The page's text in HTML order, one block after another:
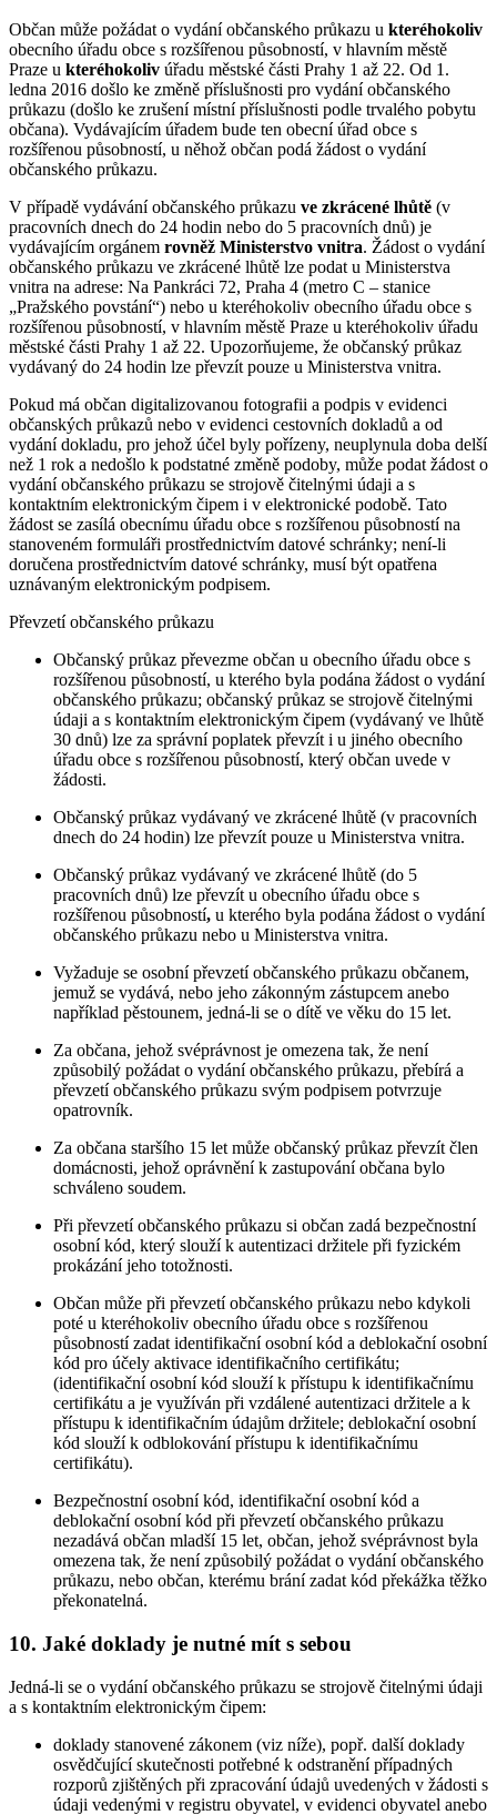
Občan může požádat o vydání občanského průkazu u kteréhokoliv
obecního úřadu obce s rozšířenou působností, v hlavním městě
Praze u kteréhokoliv úřadu městské části Prahy 1 až 22. Od 1.
ledna 2016 došlo ke změně příslušnosti pro vydání občanského
průkazu (došlo ke zrušení místní příslušnosti podle trvalého pobytu
občana). Vydávajícím úřadem bude ten obecní úřad obce s
rozšířenou působností, u něhož občan podá žádost o vydání
občanského průkazu.
V případě vydávání občanského průkazu ve zkrácené lhůtě (v
pracovních dnech do 24 hodin nebo do 5 pracovních dnů) je
vydávajícím orgánem rovněž Ministerstvo vnitra. Žádost o vydání
občanského průkazu ve zkrácené lhůtě lze podat u Ministerstva
vnitra na adrese: Na Pankráci 72, Praha 4 (metro C – stanice
„Pražského povstání“) nebo u kteréhokoliv obecního úřadu obce s
rozšířenou působností, v hlavním městě Praze u kteréhokoliv úřadu
městské části Prahy 1 až 22. Upozorňujeme, že občanský průkaz
vydávaný do 24 hodin lze převzít pouze u Ministerstva vnitra.
Pokud má občan digitalizovanou fotografii a podpis v evidenci
občanských průkazů nebo v evidenci cestovních dokladů a od
vydání dokladu, pro jehož účel byly pořízeny, neuplynula doba delší
než 1 rok a nedošlo k podstatné změně podoby, může podat žádost o
vydání občanského průkazu se strojově čitelnými údaji a s
kontaktním elektronickým čipem i v elektronické podobě. Tato
žádost se zasílá obecnímu úřadu obce s rozšířenou působností na
stanoveném formuláři prostřednictvím datové schránky; není-li
doručena prostřednictvím datové schránky, musí být opatřena
uznávaným elektronickým podpisem.
Převzetí občanského průkazu
Občanský průkaz převezme občan u obecního úřadu obce s
rozšířenou působností, u kterého byla podána žádost o vydání
občanského průkazu; občanský průkaz se strojově čitelnými
údaji a s kontaktním elektronickým čipem (vydávaný ve lhůtě
30 dnů) lze za správní poplatek převzít i u jiného obecního
úřadu obce s rozšířenou působností, který občan uvede v
žádosti.
Občanský průkaz vydávaný ve zkrácené lhůtě (v pracovních
dnech do 24 hodin) lze převzít pouze u Ministerstva vnitra.
Občanský průkaz vydávaný ve zkrácené lhůtě (do 5
pracovních dnů) lze převzít u obecního úřadu obce s
rozšířenou působností, u kterého byla podána žádost o vydání
občanského průkazu nebo u Ministerstva vnitra.
Vyžaduje se osobní převzetí občanského průkazu občanem,
jemuž se vydává, nebo jeho zákonným zástupcem anebo
například pěstounem, jedná-li se o dítě ve věku do 15 let.
Za občana, jehož svéprávnost je omezena tak, že není
způsobilý požádat o vydání občanského průkazu, přebírá a
převzetí občanského průkazu svým podpisem potvrzuje
opatrovník.
Za občana staršího 15 let může občanský průkaz převzít člen
domácnosti, jehož oprávnění k zastupování občana bylo
schváleno soudem.
Při převzetí občanského průkazu si občan zadá bezpečnostní
osobní kód, který slouží k autentizaci držitele při fyzickém
prokázání jeho totožnosti.
Občan může při převzetí občanského průkazu nebo kdykoli
poté u kteréhokoliv obecního úřadu obce s rozšířenou
působností zadat identifikační osobní kód a deblokační osobní
kód pro účely aktivace identifikačního certifikátu;
(identifikační osobní kód slouží k přístupu k identifikačnímu
certifikátu a je využíván při vzdálené autentizaci držitele a k
přístupu k identifikačním údajům držitele; deblokační osobní
kód slouží k odblokování přístupu k identifikačnímu
certifikátu).
Bezpečnostní osobní kód, identifikační osobní kód a
deblokační osobní kód při převzetí občanského průkazu
nezadává občan mladší 15 let, občan, jehož svéprávnost byla
omezena tak, že není způsobilý požádat o vydání občanského
průkazu, nebo občan, kterému brání zadat kód překážka těžko
překonatelná.
10. Jaké doklady je nutné mít s sebou
Jedná-li se o vydání občanského průkazu se strojově čitelnými údaji
a s kontaktním elektronickým čipem:
doklady stanovené zákonem (viz níže), popř. další doklady
osvědčující skutečnosti potřebné k odstranění případných
rozporů zjištěných při zpracování údajů uvedených v žádosti s
údaji vedenými v registru obyvatel, v evidenci obyvatel anebo